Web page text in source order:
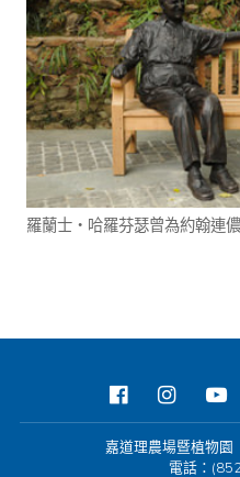
羅蘭士‧哈羅芬瑟曾為約翰連
嘉道理農場暨植物
電話：